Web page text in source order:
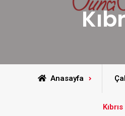
Anasayfa
Kıbrıs